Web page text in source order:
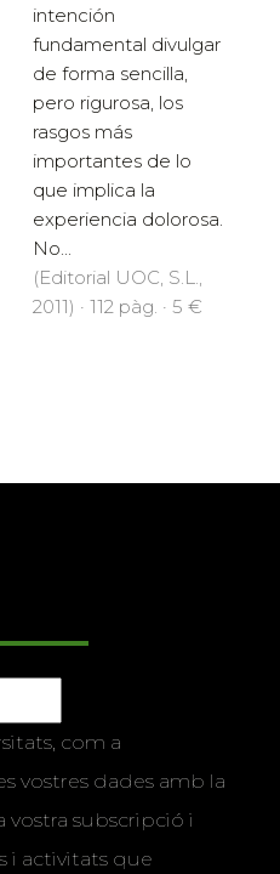
intención
fundamental divulgar
de forma sencilla,
pero rigurosa, los
rasgos más
importantes de lo
que implica la
experiencia dolorosa.
No...
(Editorial UOC, S.L.,
2011) · 112 pàg. · 5 €
com a
vostres dades amb la
subscripció i
i activitats que